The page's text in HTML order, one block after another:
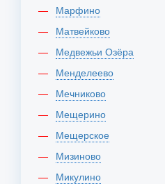
Марфино
Матвейково
Медвежьи Озёра
Менделеево
Мечниково
Мещерино
Мещерское
Мизиново
Микулино